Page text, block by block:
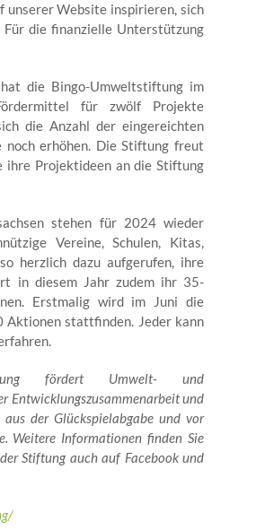
unserer Website inspirieren, sich
die finanzielle Unterstützung
die Bingo-Umweltstiftung im
für zwölf Projekte
die Anzahl der eingereichten
erhöhen. Die Stiftung freut
ihre Projektideen an die Stiftung
stehen für 2024 wieder
Vereine, Schulen, Kitas,
herzlich dazu aufgerufen, ihre
in diesem Jahr zudem ihr 35-
Erstmalig wird im Juni die
Aktionen stattfinden. Jeder kann
fördert Umwelt- und
Entwicklungszusammenarbeit und
der Glückspielabgabe und vor
Weitere Informationen finden Sie
Stiftung auch auf Facebook und